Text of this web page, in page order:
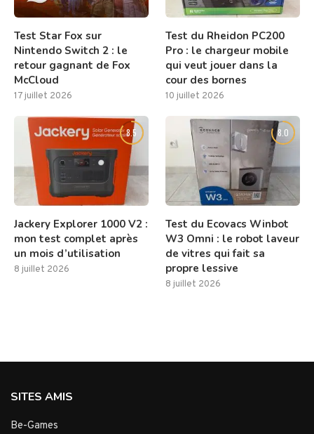
Test Star Fox sur
Nintendo Switch 2 : le
retour gagnant de Fox
McCloud
17 juillet 2026
Test du Rheidon PC200
Pro : le chargeur mobile
qui veut jouer dans la
cour des bornes
10 juillet 2026
8.5
Jackery Explorer 1000 V2 :
mon test complet après
un mois d’utilisation
8 juillet 2026
8.0
Test du Ecovacs Winbot
W3 Omni : le robot laveur
de vitres qui fait sa
propre lessive
8 juillet 2026
SITES AMIS
Be-Games